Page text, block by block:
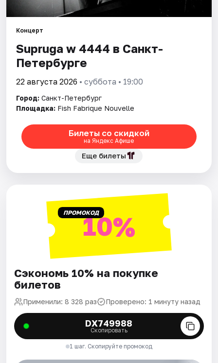
Площадки
Артисты
Концерт
Supruga w 4444 в Санкт-
Петербурге
22 августа 2026 • суббота • 19:00
Город: Санкт-Петербург
Площадка: Fish Fabrique Nouvelle
Билеты со скидкой
на Яндекс Афише
Еще билеты
ПРОМОКОД10%
Сэкономь 10% на покупке
билетов
Применили: 8 328 раз Проверено: 1 минуту назад
DX749988
Скопировать
1 шаг. Скопируйте промокод